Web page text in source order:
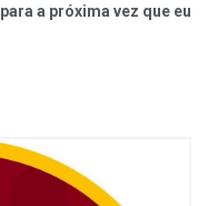
a próxima vez que eu